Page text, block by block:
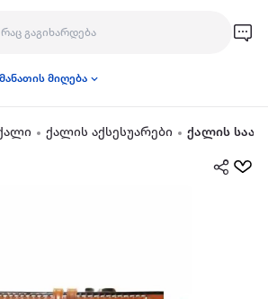
მიღება
ქალის აქსესუარები ქალის